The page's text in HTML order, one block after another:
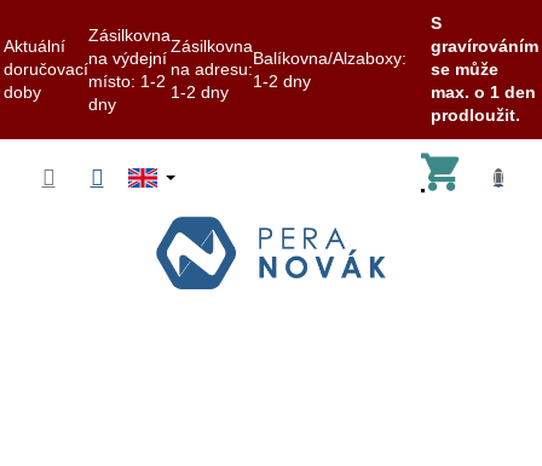
Aktuální
doručovací
doby
Zásilkovna
na výdejní
místo: 1-2
dny
Zásilkovna
na adresu:
1-2 dny
Balíkovna/Alzaboxy:
1-2 dny
S
gravírováním
se může
max. o 1 den
prodloužit.